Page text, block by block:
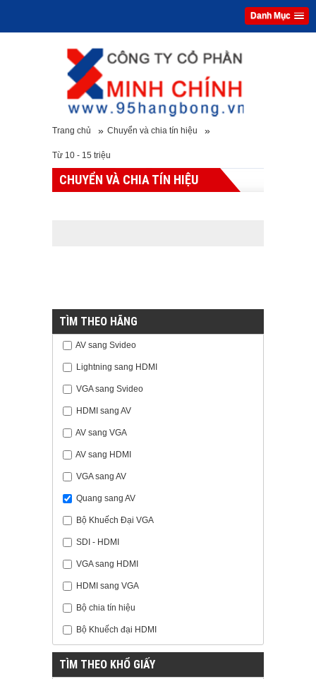
Danh Mục
Trang chủ » Chuyển và chia tín hiệu »
Từ 10 - 15 triệu
CHUYỂN VÀ CHIA TÍN HIỆU
TÌM THEO HÃNG
AV sang Svideo
Lightning sang HDMI
VGA sang Svideo
HDMI sang AV
AV sang VGA
AV sang HDMI
VGA sang AV
Quang sang AV
Bộ Khuếch Đại VGA
SDI - HDMI
VGA sang HDMI
HDMI sang VGA
Bộ chia tín hiệu
Bộ Khuếch đại HDMI
TÌM THEO KHỔ GIẤY